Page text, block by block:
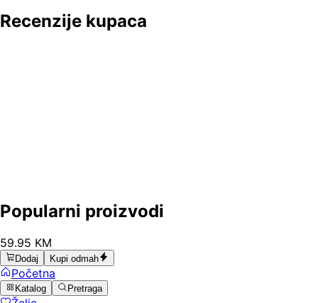
Recenzije kupaca
Popularni proizvodi
59.95 KM
Dodaj Kupi odmah
Početna
Katalog Pretraga